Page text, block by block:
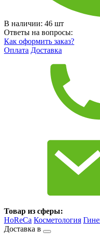
В наличии: 46 шт
Ответы на вопросы:
Как оформить заказ?
Оплата Доставка
Товар из сферы:
HoReCa Косметология
Доставка в